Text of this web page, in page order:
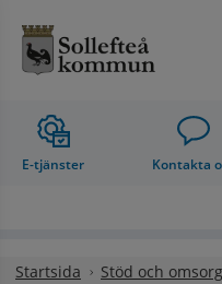
E-tjänster Kontakta
Startsida
Stöd och omsorg